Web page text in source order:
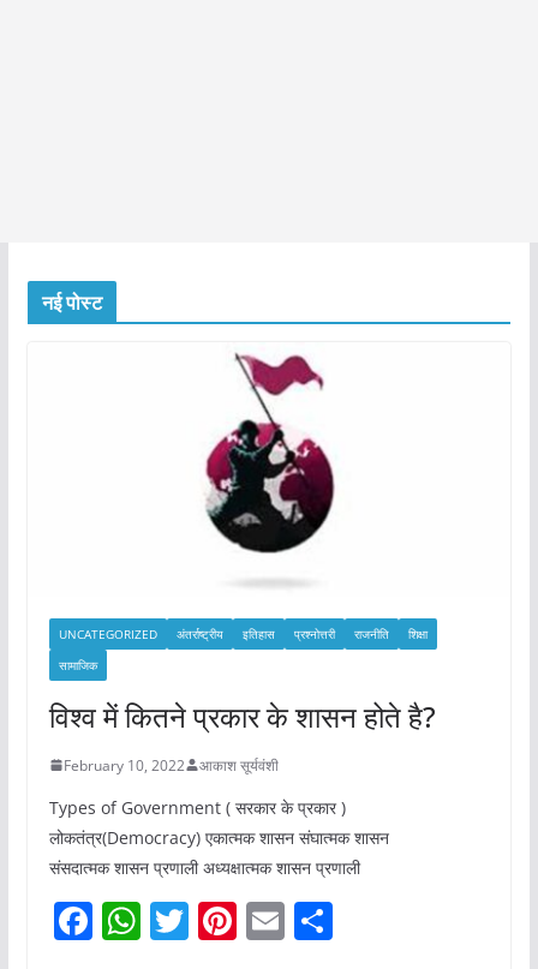
नई पोस्ट
UNCATEGORIZED अंतर्राष्ट्रीय इतिहास प्रश्नोत्तरी राजनीति
शिक्षा
सामाजिक
विश्व में कितने प्रकार के शासन होते है?
February 10, 2022 आकाश सूर्यवंशी
Types of Government ( सरकार के प्रकार )
लोकतंत्र(Democracy) एकात्मक शासन संघात्मक शासन
संसदात्मक शासन प्रणाली अध्यक्षात्मक शासन प्रणाली
F W T Pi E S